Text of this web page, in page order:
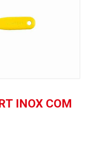
INOX COM